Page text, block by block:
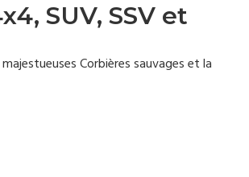
SUV, SSV et
Corbières sauvages et la